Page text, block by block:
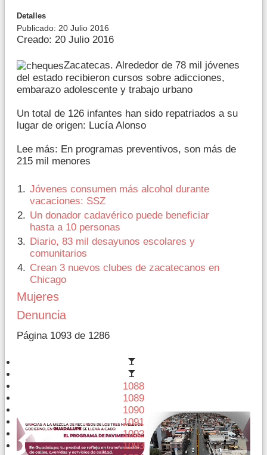
Detalles
Publicado: 20 Julio 2016
Creado: 20 Julio 2016
Zacatecas. Alrededor de 78 mil jóvenes
del estado recibieron cursos sobre adicciones,
embarazo adolescente y trabajo urbano
Un total de 126 infantes han sido repatriados a su
lugar de origen: Lucía Alonso
Lee más: En programas preventivos, son más de
215 mil menores
Jóvenes consumen más alcohol durante
vacaciones: SSZ
Un donador cadavérico puede beneficiar
hasta a 10 personas
Diario, 83 mil desayunos escolares y
comunitarios
Crean 3 nuevos clubes de zacatecanos en
Chicago
Mujeres
Denuncia
Página 1093 de 1286
1088
1089
1090
1091
1092
1093